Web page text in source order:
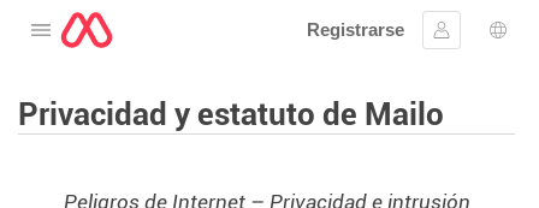
Abre el menú
Registrarse
Ingresar
Privacidad y estatuto de Mailo
Peligros de Internet – Privacidad e intrusión